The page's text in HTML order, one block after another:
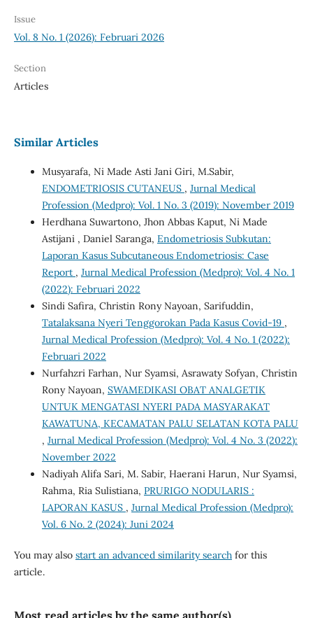
Issue
Vol. 8 No. 1 (2026): Februari 2026
Section
Articles
Similar Articles
Musyarafa, Ni Made Asti Jani Giri, M.Sabir,
ENDOMETRIOSIS CUTANEUS , Jurnal Medical
Profession (Medpro): Vol. 1 No. 3 (2019): November 2019
Herdhana Suwartono, Jhon Abbas Kaput, Ni Made
Astijani , Daniel Saranga, Endometriosis Subkutan:
Laporan Kasus Subcutaneous Endometriosis: Case
Report , Jurnal Medical Profession (Medpro): Vol. 4 No. 1
(2022): Februari 2022
Sindi Safira, Christin Rony Nayoan, Sarifuddin,
Tatalaksana Nyeri Tenggorokan Pada Kasus Covid-19 ,
Jurnal Medical Profession (Medpro): Vol. 4 No. 1 (2022):
Februari 2022
Nurfahzri Farhan, Nur Syamsi, Asrawaty Sofyan, Christin
Rony Nayoan, SWAMEDIKASI OBAT ANALGETIK
UNTUK MENGATASI NYERI PADA MASYARAKAT
KAWATUNA, KECAMATAN PALU SELATAN KOTA PALU
, Jurnal Medical Profession (Medpro): Vol. 4 No. 3 (2022):
November 2022
Nadiyah Alifa Sari, M. Sabir, Haerani Harun, Nur Syamsi,
Rahma, Ria Sulistiana, PRURIGO NODULARIS :
LAPORAN KASUS , Jurnal Medical Profession (Medpro):
Vol. 6 No. 2 (2024): Juni 2024
You may also start an advanced similarity searchfor this
article.
Most read articles by the same author(s)